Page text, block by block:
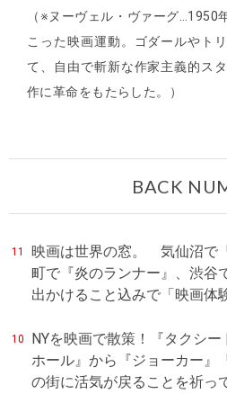
（※ヌーヴェル・ヴァーグ…1950
こった映画運動。ゴダールやト
て、自由で斬新な作家主義的ス
作に革命をもたらした。）
BACK
11
映画は世界の窓。 気仙沼で
町で『炎のランナー』、渋谷
出かけること込みで「映画体
10
NYを映画で散策！『タクシー
ホール』から『ジョーカー』
の街に活気が戻ることを祈っ